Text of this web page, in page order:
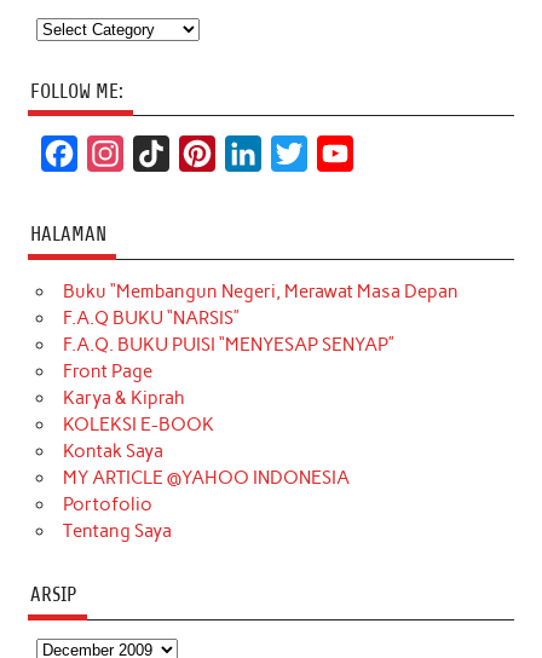
Categories
FOLLOW ME:
c
e
b
o
o
k
t
a
g
r
a
m
T
o
k
t
e
r
k
e
d
t
t
e
T
u
b
HALAMAN
Buku “Membangun Negeri, Merawat Masa Depan
F.A.Q BUKU “NARSIS”
F.A.Q. BUKU PUISI “MENYESAP SENYAP”
Front Page
Karya & Kiprah
KOLEKSI E-BOOK
Kontak Saya
MY ARTICLE @YAHOO INDONESIA
Portofolio
Tentang Saya
ARSIP
Arsip